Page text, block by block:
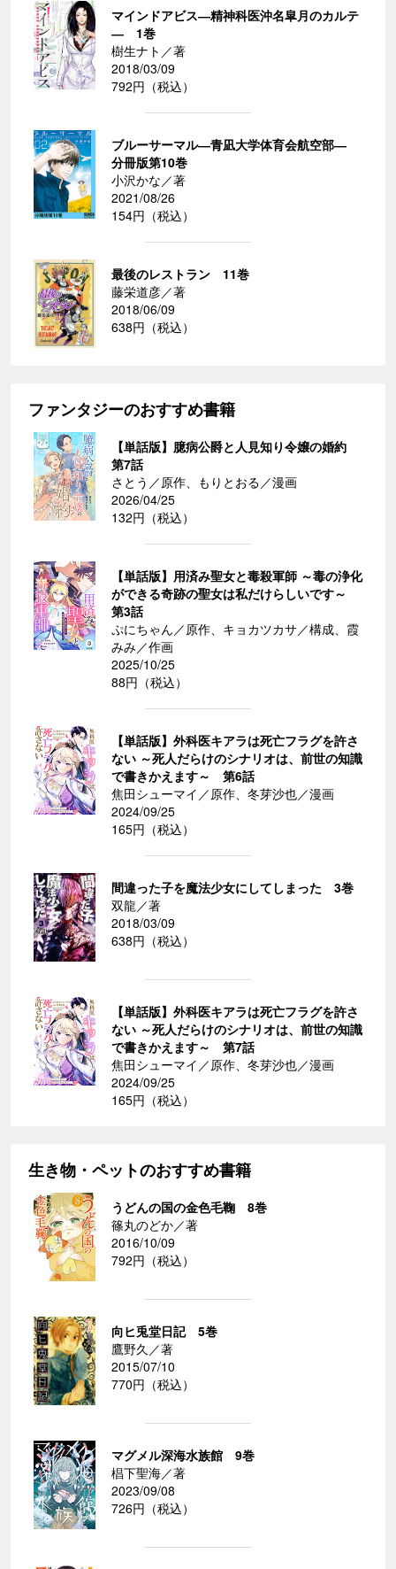
マインドアビス―精神科医沖名皐月のカルテ
― 1巻
樹生ナト／著
2018/03/09
792円（税込）
ブルーサーマル―青凪大学体育会航空部―
分冊版第10巻
小沢かな／著
2021/08/26
154円（税込）
最後のレストラン 11巻
藤栄道彦／著
2018/06/09
638円（税込）
ファンタジーのおすすめ書籍
【単話版】臆病公爵と人見知り令嬢の婚約
第7話
さとう／原作、もりとおる／漫画
2026/04/25
132円（税込）
【単話版】用済み聖女と毒殺軍師 ～毒の浄化
ができる奇跡の聖女は私だけらしいです～
第3話
ぷにちゃん／原作、キョカツカサ／構成、霞
みみ／作画
2025/10/25
88円（税込）
【単話版】外科医キアラは死亡フラグを許さ
ない ～死人だらけのシナリオは、前世の知識
で書きかえます～ 第6話
焦田シューマイ／原作、冬芽沙也／漫画
2024/09/25
165円（税込）
間違った子を魔法少女にしてしまった 3巻
双龍／著
2018/03/09
638円（税込）
【単話版】外科医キアラは死亡フラグを許さ
ない ～死人だらけのシナリオは、前世の知識
で書きかえます～ 第7話
焦田シューマイ／原作、冬芽沙也／漫画
2024/09/25
165円（税込）
生き物・ペットのおすすめ書籍
うどんの国の金色毛鞠 8巻
篠丸のどか／著
2016/10/09
792円（税込）
向ヒ兎堂日記 5巻
鷹野久／著
2015/07/10
770円（税込）
マグメル深海水族館 9巻
椙下聖海／著
2023/09/08
726円（税込）